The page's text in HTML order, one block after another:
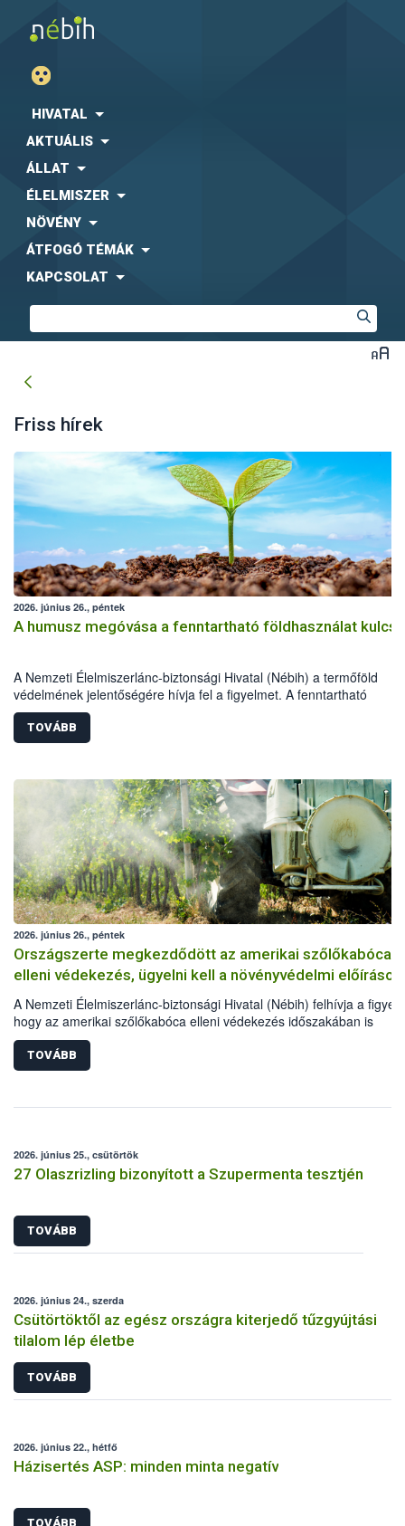
HIVATAL
AKTUÁLIS
ÁLLAT
ÉLELMISZER
NÖVÉNY
ÁTFOGÓ TÉMÁK
KAPCSOLAT
Friss hírek
2026. június 26., péntek
A humusz megóvása a fenntartható földhasználat kulcsa
A Nemzeti Élelmiszerlánc-biztonsági Hivatal (Nébih) a termőföld
védelmének jelentőségére hívja fel a figyelmet. A fenntartható
földhasználathoz és a természeti erőforrások megóvásához
fontos a humuszos termőréteg megőrzése és szakszerű újra
felhasználása. A beruházások, építkezések és egyéb földmunkák
felhasználása épp ezért kiemelt jelentőségű.
TOVÁBB
2026. június 26., péntek
Országszerte megkezdődött az amerikai szőlőkabóca
elleni védekezés, ügyelni kell a növényvédelmi
A Nemzeti Élelmiszerlánc-biztonsági Hivatal (Nébih) felhívja a
hogy az amerikai szőlőkabóca elleni védekezés időszakában is
elengedhetetlen a növényvédelmi előírások betartása. Kiemelten
hogy a szőlősgazdák engedélyezett növényvédő szereket
alkalmazzanak, a kezeléseket megfelelő technológiával végezzék
szabályokat. A védekezés során a méhek és vadon élő beporzókat
TOVÁBB
2026. június 25., csütörtök
27 Olaszrizling bizonyított a Szupermenta tesztjén
TOVÁBB
2026. június 24., szerda
Csütörtöktől az egész országra kiterjedő tűzgyújtási
tilalom lép életbe
TOVÁBB
2026. június 22., hétfő
Házisertés ASP: minden minta negatív
TOVÁBB